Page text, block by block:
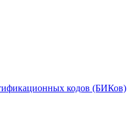
кодов (БИКов)